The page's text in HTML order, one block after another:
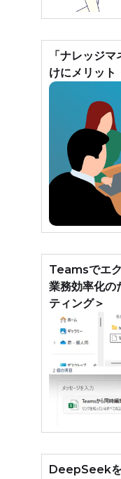
「ナレッジ
けにメリット
Teamsでエ
業務効率化の
ティング＞
DeepSeekを